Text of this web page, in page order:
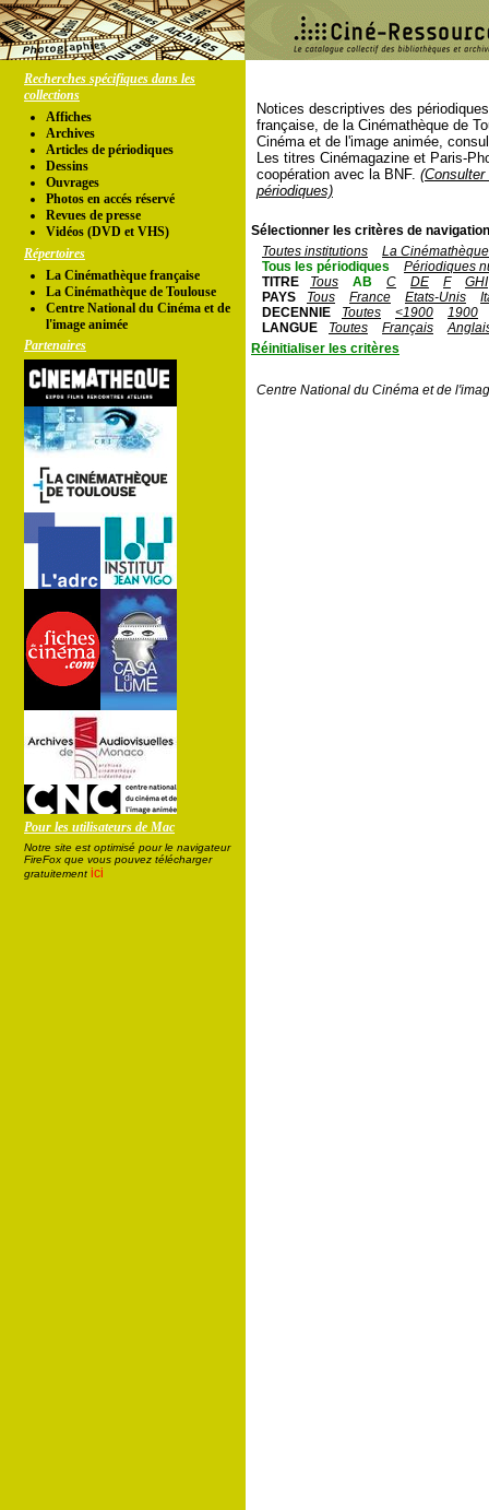
Recherches spécifiques dans les
collections
Affiches
Archives
Articles de périodiques
Dessins
Ouvrages
Photos en accés réservé
Revues de presse
Vidéos (DVD et VHS)
Répertoires
La Cinémathèque française
La Cinémathèque de Toulouse
Centre National du Cinéma et de
l'image animée
Partenaires
Pour les utilisateurs de Mac
Notre site est optimisé pour le navigateur
FireFox que vous pouvez télécharger
gratuitement ici
Notices descriptives des
française, de la Cinémathèque de
Cinéma et de l'image animée,
Les titres Cinémagazine et Paris-
coopération avec la BNF.
périodiques)
Sélectionner les critères de
Toutes institutions
La
Tous les périodiques
Périodiques
TITRE
Tous AB C DE F
GHI
PAYS
Tous France Etats-Unis
DECENNIE
Toutes <1900
1900
LANGUE
Toutes Français
Réinitialiser les critères
Centre National du Cinéma et de